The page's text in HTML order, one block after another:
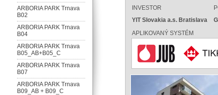
ARBORIA PARK Trnava
B02
ARBORIA PARK Trnava
B04
ARBORIA PARK Trnava
B05_AB+B05_C
ARBORIA PARK Trnava
B07
ARBORIA PARK Trnava
B09_AB + B09_C
INVESTOR
YIT Slovakia a.s. Bratislava
APLIKOVANÝ SYSTÉM